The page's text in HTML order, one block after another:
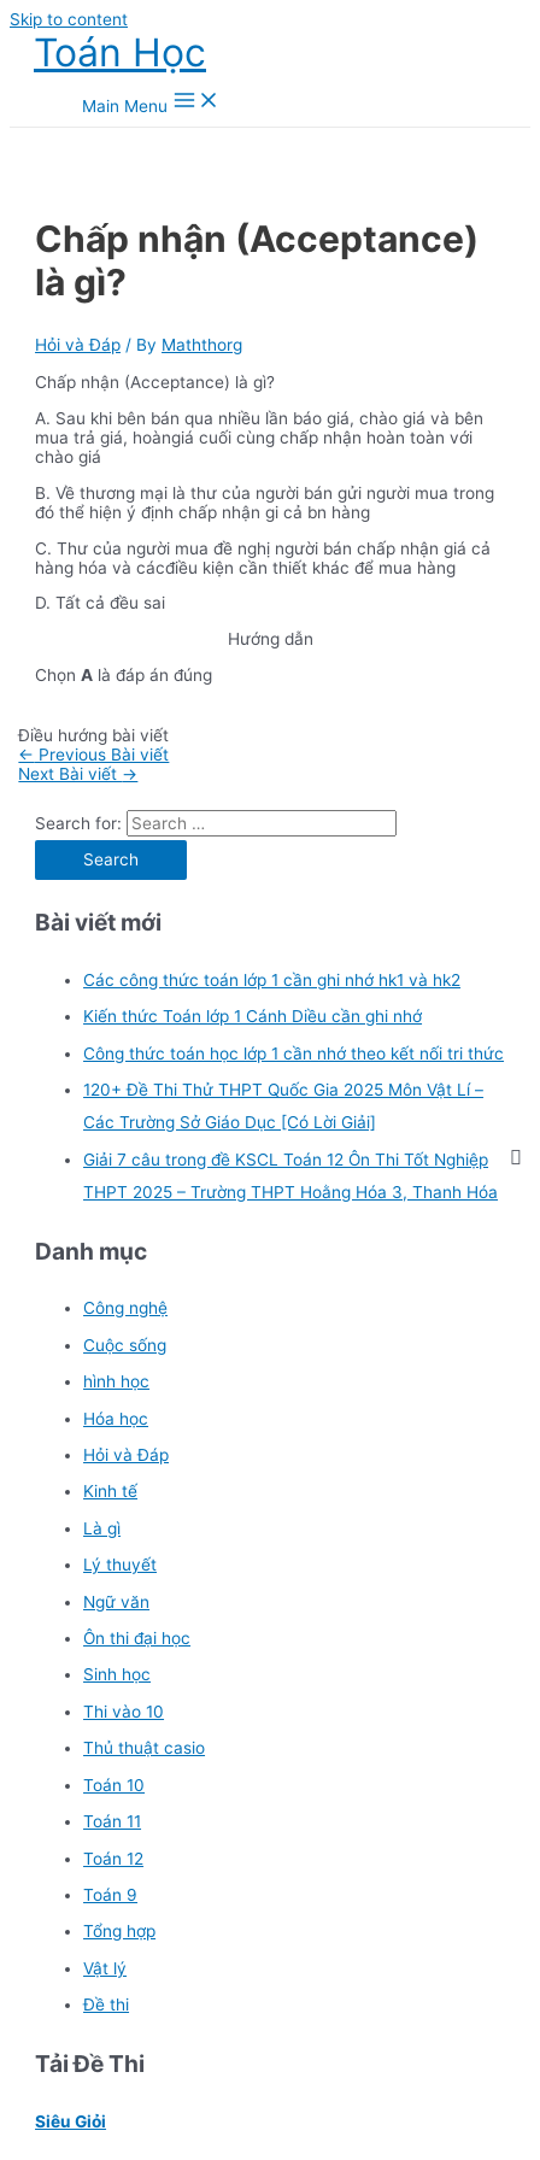
Skip to content
Toán Học
Main Menu
Chấp nhận (Acceptance)
là gì?
Hỏi và Đáp / By Maththorg
Chấp nhận (Acceptance) là gì?
A. Sau khi bên bán qua nhiều lần báo giá, chào giá và bên
mua trả giá, hoàngiá cuối cùng chấp nhận hoàn toàn với
chào giá
B. Về thương mại là thư của người bán gửi người mua trong
đó thể hiện ý định chấp nhận gi cả bn hàng
C. Thư của người mua đề nghị người bán chấp nhận giá cả
hàng hóa và cácđiều kiện cần thiết khác để mua hàng
D. Tất cả đều sai
Hướng dẫn
ChọnA là đáp án đúng
Điều hướng bài viết
← Previous Bài viết
Next Bài viết →
Search for:
Bài viết mới
Các công thức toán lớp 1 cần ghi nhớ hk1 và hk2
Kiến thức Toán lớp 1 Cánh Diều cần ghi nhớ
Công thức toán học lớp 1 cần nhớ theo kết nối tri thức
120+ Đề Thi Thử THPT Quốc Gia 2025 Môn Vật Lí –
Các Trường Sở Giáo Dục [Có Lời Giải]
Giải 7 câu trong đề KSCL Toán 12 Ôn Thi Tốt Nghiệp
THPT 2025 – Trường THPT Hoằng Hóa 3, Thanh Hóa
Danh mục
Công nghệ
Cuộc sống
hình học
Hóa học
Hỏi và Đáp
Kinh tế
Là gì
Lý thuyết
Ngữ văn
Ôn thi đại học
Sinh học
Thi vào 10
Thủ thuật casio
Toán 10
Toán 11
Toán 12
Toán 9
Tổng hợp
Vật lý
Đề thi
Tải Đề Thi
Siêu Giỏi